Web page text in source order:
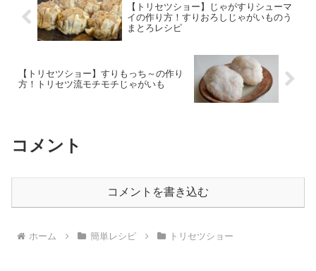
【トリセツショー】じゃがすりシューマ
イの作り方！すりおろしじゃがいものう
まとろレシピ
【トリセツショー】すりもっち～の作り
方！トリセツ流モチモチじゃがいも
コメント
コメントを書き込む
ホーム 簡単レシピ トリセツショー